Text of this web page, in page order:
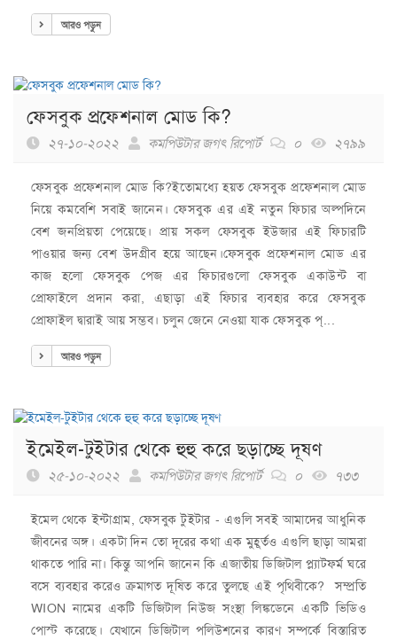
আরও পড়ুন
ফেসবুক প্রফেশনাল মোড কি?
২৭-১০-২০২২ কমপিউটার জগৎ রিপোর্ট ০ ২৭৯৯
ফেসবুক প্রফেশনাল মোড কি?ইতোমধ্যে হয়ত ফেসবুক প্রফেশনাল মোড
নিয়ে কমবেশি সবাই জানেন। ফেসবুক এর এই নতুন ফিচার অল্পদিনে
বেশ জনপ্রিয়তা পেয়েছে। প্রায় সকল ফেসবুক ইউজার এই ফিচারটি
পাওয়ার জন্য বেশ উদগ্রীব হয়ে আছেন।ফেসবুক প্রফেশনাল মোড এর
কাজ হলো ফেসবুক পেজ এর ফিচারগুলো ফেসবুক একাউন্ট বা
প্রোফাইলে প্রদান করা, এছাড়া এই ফিচার ব্যবহার করে ফেসবুক
প্রোফাইল দ্বারাই আয় সম্ভব। চলুন জেনে নেওয়া যাক ফেসবুক প্...
আরও পড়ুন
ইমেইল-টুইটার থেকে হুহু করে ছড়াচ্ছে দূষণ
২৫-১০-২০২২ কমপিউটার জগৎ রিপোর্ট ০ ৭৩৩
ইমেল থেকে ইন্টাগ্রাম, ফেসবুক টুইটার - এগুলি সবই আমাদের আধুনিক
জীবনের অঙ্গ। একটা দিন তো দূরের কথা এক মুহূর্তও এগুলি ছাড়া আমরা
থাকতে পারি না। কিন্তু আপনি জানেন কি এজাতীয় ডিজিটাল প্ল্যাটফর্ম ঘরে
বসে ব্যবহার করেও ক্রমাগত দূষিত করে তুলছে এই পৃথিবীকে? সম্প্রতি
WION নামের একটি ডিজিটাল নিউজ সংস্থা লিঙ্কডেনে একটি ভিডিও
পোস্ট করেছে। যেখানে ডিজিটাল পলিউশনের কারণ সম্পর্কে বিস্তারিত